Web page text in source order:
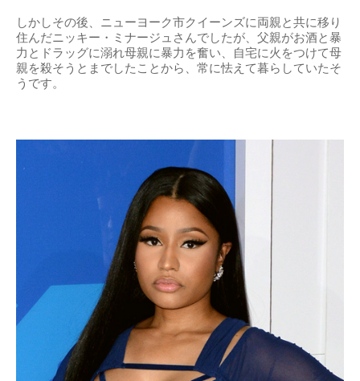
しかしその後、ニューヨーク市クイーンズに両親と共に移り
住んだニッキー・ミナージュさんでしたが、父親がお酒と暴
力とドラッグに溺れ母親に暴力を奮い、自宅に火をつけて母
親を殺そうとまでしたことから、常に怯えて暮らしていたそ
うです。